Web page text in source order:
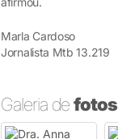
Marla Cardoso
Jornalista Mtb 13.219
Galeria defotos